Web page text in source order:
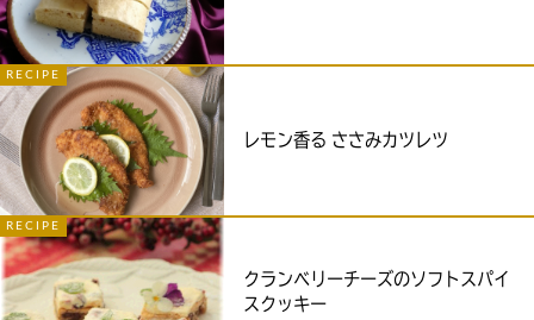
RECIPE
レモン香る ささみカツレツ
RECIPE
クランベリーチーズのソフトスパイ
スクッキー